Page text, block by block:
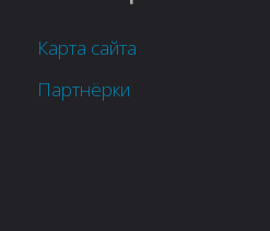
Карта сайта
Партнёрки